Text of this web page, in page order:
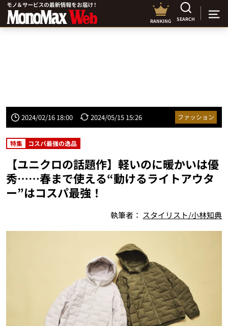
RANKING SEARCH
2024/02/16 18:00 2024/05/15 15:26 ファッション
特集 コスパ最強の逸品
【ユニクロの話題作】軽いのに暖かいは優
秀……春まで使える“動けるライトアウタ
ー”はコスパ最強！
執筆者： スタイリスト/小林知典